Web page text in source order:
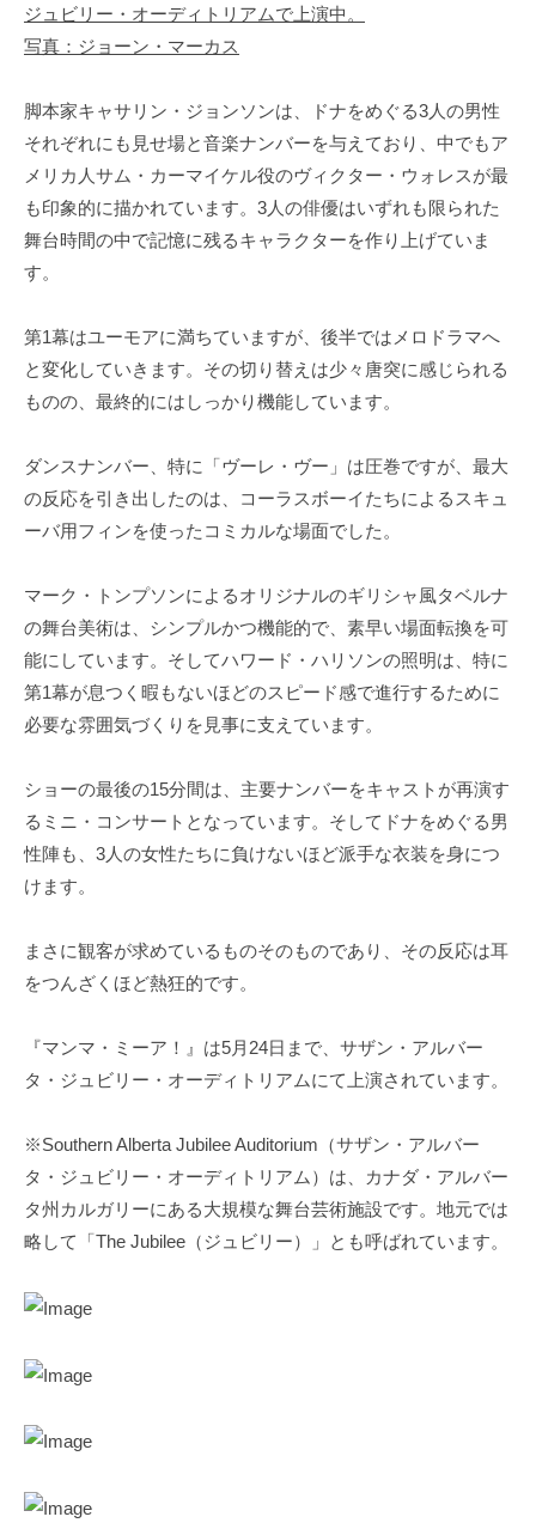
ジュビリー・オーディトリアムで上演中。
写真：ジョーン・マーカス
脚本家キャサリン・ジョンソンは、ドナをめぐる3人の男性
それぞれにも見せ場と音楽ナンバーを与えており、中でもア
メリカ人サム・カーマイケル役のヴィクター・ウォレスが最
も印象的に描かれています。3人の俳優はいずれも限られた
舞台時間の中で記憶に残るキャラクターを作り上げていま
す。
第1幕はユーモアに満ちていますが、後半ではメロドラマへ
と変化していきます。その切り替えは少々唐突に感じられる
ものの、最終的にはしっかり機能しています。
ダンスナンバー、特に「ヴーレ・ヴー」は圧巻ですが、最大
の反応を引き出したのは、コーラスボーイたちによるスキュ
ーバ用フィンを使ったコミカルな場面でした。
マーク・トンプソンによるオリジナルのギリシャ風タベルナ
の舞台美術は、シンプルかつ機能的で、素早い場面転換を可
能にしています。そしてハワード・ハリソンの照明は、特に
第1幕が息つく暇もないほどのスピード感で進行するために
必要な雰囲気づくりを見事に支えています。
ショーの最後の15分間は、主要ナンバーをキャストが再演す
るミニ・コンサートとなっています。そしてドナをめぐる男
性陣も、3人の女性たちに負けないほど派手な衣装を身につ
けます。
まさに観客が求めているものそのものであり、その反応は耳
をつんざくほど熱狂的です。
『マンマ・ミーア！』は5月24日まで、サザン・アルバー
タ・ジュビリー・オーディトリアムにて上演されています。
※Southern Alberta Jubilee Auditorium（サザン・アルバー
タ・ジュビリー・オーディトリアム）は、カナダ・アルバー
タ州カルガリーにある大規模な舞台芸術施設です。地元では
略して「The Jubilee（ジュビリー）」とも呼ばれています。